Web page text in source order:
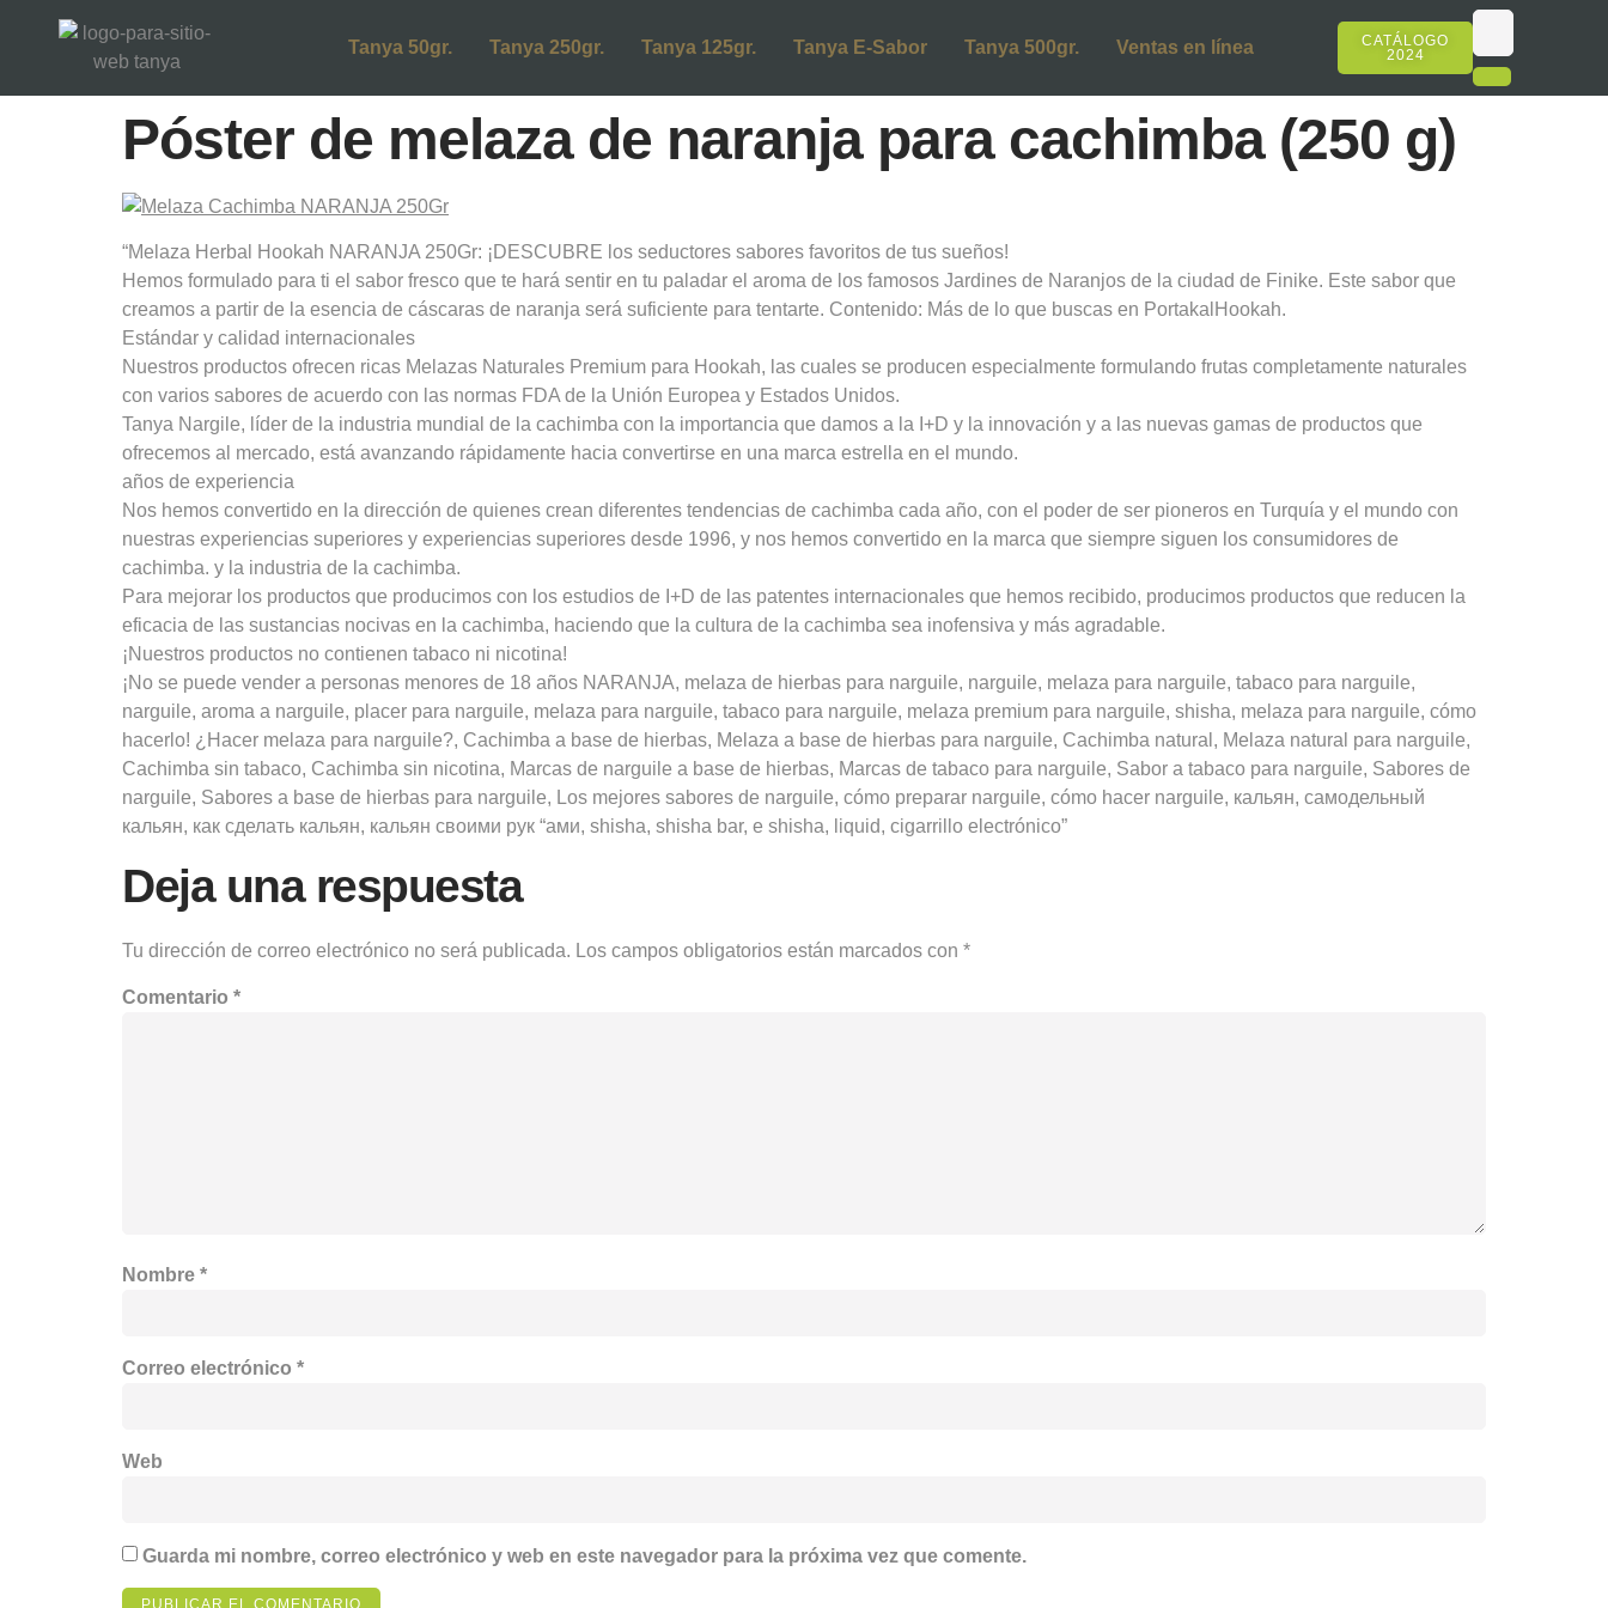
Tanya 50gr. Tanya 250gr. Tanya 125gr. Tanya E-Sabor Tanya 500gr. Ventas en línea
CATÁLOGO
2024
Póster de melaza de naranja para cachimba (250 g)
“Melaza Herbal Hookah NARANJA 250Gr: ¡DESCUBRE los seductores sabores favoritos de tus sueños!
Hemos formulado para ti el sabor fresco que te hará sentir en tu paladar el aroma de los famosos Jardines de Naranjos de la ciudad de Finike. Este sabor que
creamos a partir de la esencia de cáscaras de naranja será suficiente para tentarte. Contenido: Más de lo que buscas en PortakalHookah.
Estándar y calidad internacionales
Nuestros productos ofrecen ricas Melazas Naturales Premium para Hookah, las cuales se producen especialmente formulando frutas completamente naturales
con varios sabores de acuerdo con las normas FDA de la Unión Europea y Estados Unidos.
Tanya Nargile, líder de la industria mundial de la cachimba con la importancia que damos a la I+D y la innovación y a las nuevas gamas de productos que
ofrecemos al mercado, está avanzando rápidamente hacia convertirse en una marca estrella en el mundo.
años de experiencia
Nos hemos convertido en la dirección de quienes crean diferentes tendencias de cachimba cada año, con el poder de ser pioneros en Turquía y el mundo con
nuestras experiencias superiores y experiencias superiores desde 1996, y nos hemos convertido en la marca que siempre siguen los consumidores de
cachimba. y la industria de la cachimba.
Para mejorar los productos que producimos con los estudios de I+D de las patentes internacionales que hemos recibido, producimos productos que reducen la
eficacia de las sustancias nocivas en la cachimba, haciendo que la cultura de la cachimba sea inofensiva y más agradable.
¡Nuestros productos no contienen tabaco ni nicotina!
¡No se puede vender a personas menores de 18 años NARANJA, melaza de hierbas para narguile, narguile, melaza para narguile, tabaco para narguile,
narguile, aroma a narguile, placer para narguile, melaza para narguile, tabaco para narguile, melaza premium para narguile, shisha, melaza para narguile, cómo
hacerlo! ¿Hacer melaza para narguile?, Cachimba a base de hierbas, Melaza a base de hierbas para narguile, Cachimba natural, Melaza natural para narguile,
Cachimba sin tabaco, Cachimba sin nicotina, Marcas de narguile a base de hierbas, Marcas de tabaco para narguile, Sabor a tabaco para narguile, Sabores de
narguile, Sabores a base de hierbas para narguile, Los mejores sabores de narguile, cómo preparar narguile, cómo hacer narguile, кальян, самодельный
кальян, как сделать кальян, кальян своими рук “ами, shisha, shisha bar, e shisha, liquid, cigarrillo electrónico”
Deja una respuesta
Tu dirección de correo electrónico no será publicada. Los campos obligatorios están marcados con *
Comentario *
Nombre *
Correo electrónico *
Web
Guarda mi nombre, correo electrónico y web en este navegador para la próxima vez que comente.